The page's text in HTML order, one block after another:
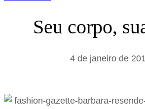
Seu corpo,
4 de janeiro de